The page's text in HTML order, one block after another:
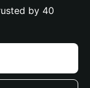
by 40